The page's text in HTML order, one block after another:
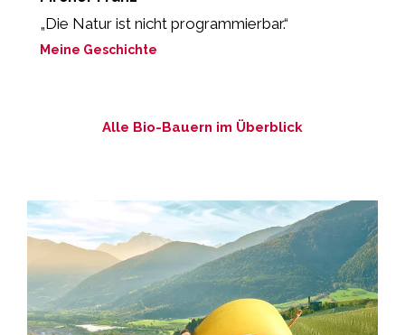
„Die Natur ist nicht programmierbar.“
Meine Geschichte
Alle Bio-Bauern im Überblick